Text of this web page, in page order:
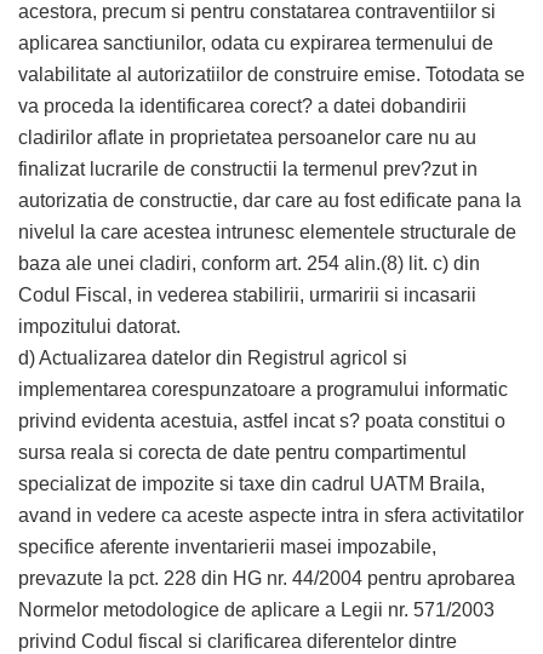
acestora, precum si pentru constatarea contraventiilor si
aplicarea sanctiunilor, odata cu expirarea termenului de
valabilitate al autorizatiilor de construire emise. Totodata se
va proceda la identificarea corect? a datei dobandirii
cladirilor aflate in proprietatea persoanelor care nu au
finalizat lucrarile de constructii la termenul prev?zut in
autorizatia de constructie, dar care au fost edificate pana la
nivelul la care acestea intrunesc elementele structurale de
baza ale unei cladiri, conform art. 254 alin.(8) lit. c) din
Codul Fiscal, in vederea stabilirii, urmaririi si incasarii
impozitului datorat.
d) Actualizarea datelor din Registrul agricol si
implementarea corespunzatoare a programului informatic
privind evidenta acestuia, astfel incat s? poata constitui o
sursa reala si corecta de date pentru compartimentul
specializat de impozite si taxe din cadrul UATM Braila,
avand in vedere ca aceste aspecte intra in sfera activitatilor
specifice aferente inventarierii masei impozabile,
prevazute la pct. 228 din HG nr. 44/2004 pentru aprobarea
Normelor metodologice de aplicare a Legii nr. 571/2003
privind Codul fiscal si clarificarea diferentelor dintre